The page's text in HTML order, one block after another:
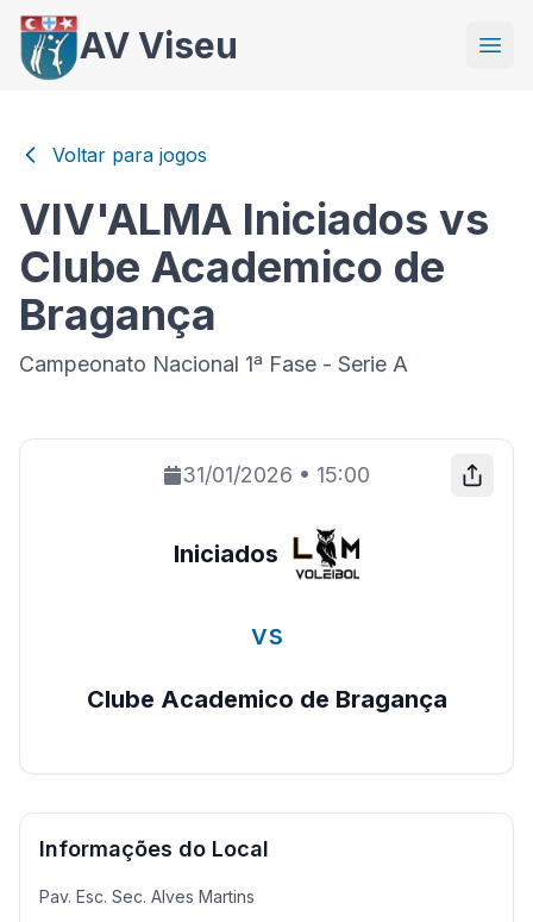
AV Viseu
Voltar para jogos
VIV'ALMA Iniciados vs
Clube Academico de
Bragança
Campeonato Nacional 1ª Fase - Serie A
31/01/2026 • 15:00
Iniciados
vs
Clube Academico de Bragança
Informações do Local
Pav. Esc. Sec. Alves Martins